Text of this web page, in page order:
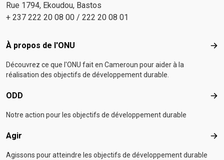
Rue 1794, Ekoudou, Bastos
+ 237 222 20 08 00 / 222 20 08 01
Footer menu
À propos de l'ONU À
Découvrez ce que l'ONU fait en Cameroun pour aider à la
réalisation des objectifs de développement durable.
ODD
Notre action pour les objectifs de développement durable
Agir Agir
Agissons pour atteindre les objectifs de développement durable